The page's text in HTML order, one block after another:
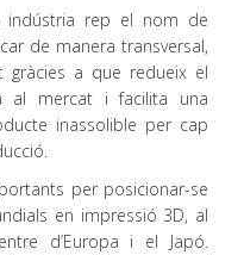
indústria rep el nom de
de manera transversal,
gràcies a que redueix el
al mercat i facilita una
inassolible per cap
per posicionar-se
en impressió 3D, al
d’Europa i el Japó.